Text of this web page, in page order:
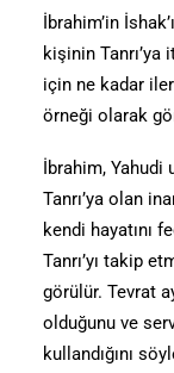
İbrahim’in
kişinin Tanrı’ya
için ne kadar
örneği olarak
İbrahim, Yahudi
Tanrı’ya olan
kendi hayatını
Tanrı’yı takip
görülür. Tevrat
olduğunu ve
kullandığını